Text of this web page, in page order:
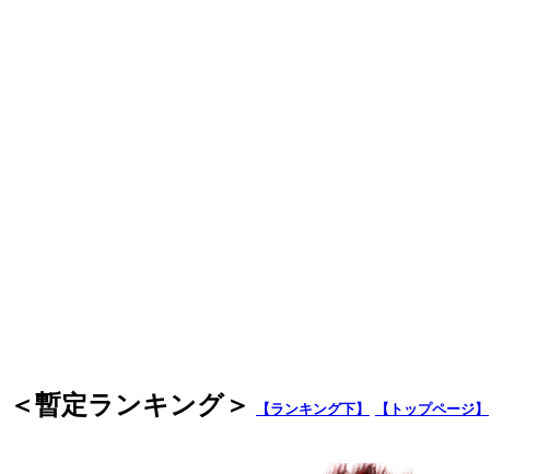
＜暫定ランキング＞ 【ランキング下】 【トップページ】